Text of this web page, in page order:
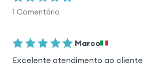
1 Comentário
Marco
Excelente atendimento ao cliente